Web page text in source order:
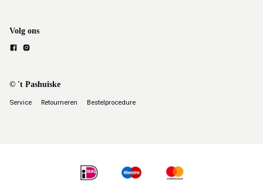
Volg ons
© 't Pashuiske
Service Retourneren Bestelprocedure